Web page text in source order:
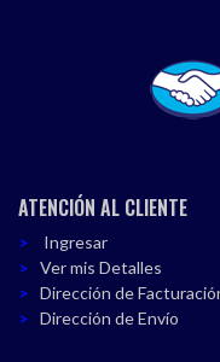
ATENCIÓN AL CLIENTE
Ingresar
Ver mis Detalles
Dirección de
Dirección de Envío